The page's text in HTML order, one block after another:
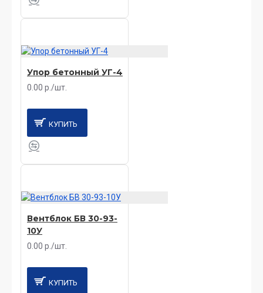
Упор бетонный УГ-4
0.00 р./шт.
КУПИТЬ
Вентблок БВ 30-93-
10У
0.00 р./шт.
КУПИТЬ